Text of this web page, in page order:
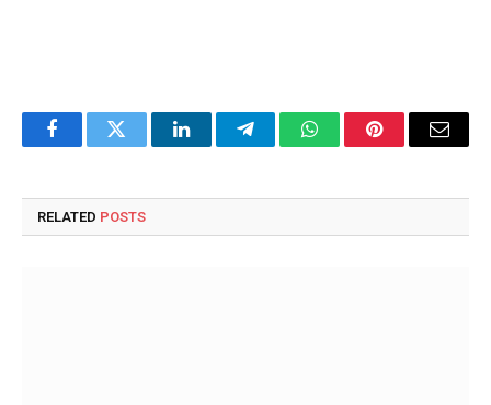
FacebookTwitter LinkedInTelegramWhatsAppPinterestEmail
RELATED POSTS